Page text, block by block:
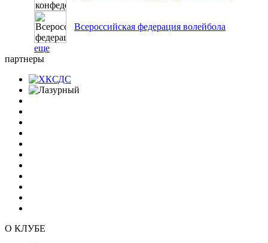
Всероссийская федерация волейбола
еще
партнеры
О КЛУБЕ